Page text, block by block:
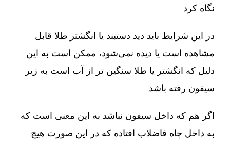
نگاه کرد
در این شرایط باید دید دستبند یا انگشتر طلا قابل
مشاهده است یا دیده نمی‌شود، ممکن است به این
دلیل که انگشتر یا طلا سنگین تر از آب است به زیر
سیفون رفته باشد
اگر هم که داخل سیفون نباشد به این معنی است که
به داخل چاه فاضلاب افتاده که در این صورت هیچ